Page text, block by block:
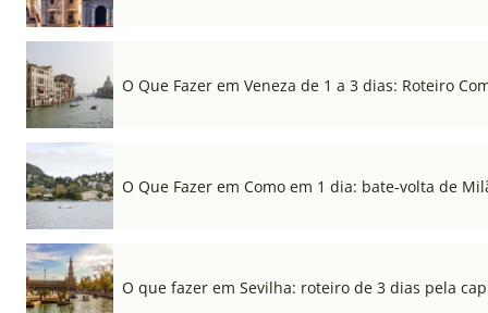
O Que Fazer em Veneza de 1 a 3 dias: Roteiro
O Que Fazer em Como em 1 dia: bate-volta de
O que fazer em Sevilha: roteiro de 3 dias pela